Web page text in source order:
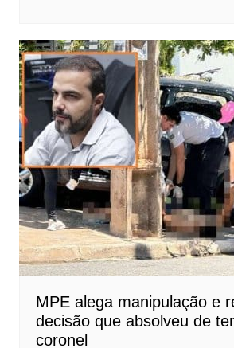
MPE alega manipulação e
decisão que absolveu de
coronel